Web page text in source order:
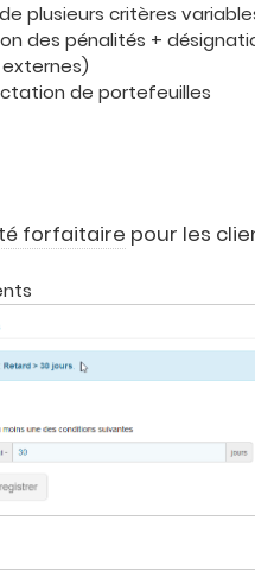
plusieurs critères
des pénalités +
de portefeuilles
forfaitaire pour les